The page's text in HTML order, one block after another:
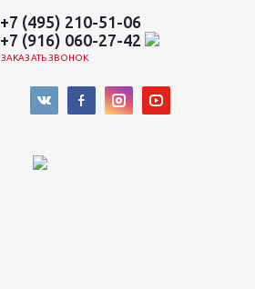
+7 (495) 210-51-06
+7 (916) 060-27-42
ЗАКАЗАТЬ ЗВОНОК